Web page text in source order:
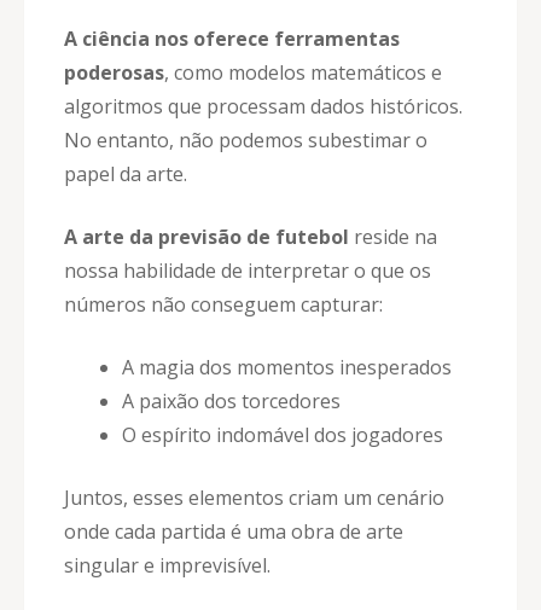
A ciência nos oferece ferramentas
poderosas, como modelos matemáticos e
algoritmos que processam dados históricos.
No entanto, não podemos subestimar o
papel da arte.
A arte da previsão de futebol reside na
nossa habilidade de interpretar o que os
números não conseguem capturar:
A magia dos momentos inesperados
A paixão dos torcedores
O espírito indomável dos jogadores
Juntos, esses elementos criam um cenário
onde cada partida é uma obra de arte
singular e imprevisível.